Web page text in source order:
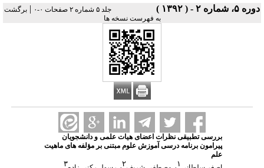
دوره ۵، شماره ۲ - ( ۱۳۹۲ ) جلد ۵ شماره ۲ صفحات ۰-۰ | برگشت
به فهرست نسخه ها
بررسی تطبیقی نظرات اعضای هیات علمی و دانشجویان
پیرامون برنامه درسی آموزش علوم مبتنی بر مؤلفه های ماهیت
علم
۱ ۲ ۳